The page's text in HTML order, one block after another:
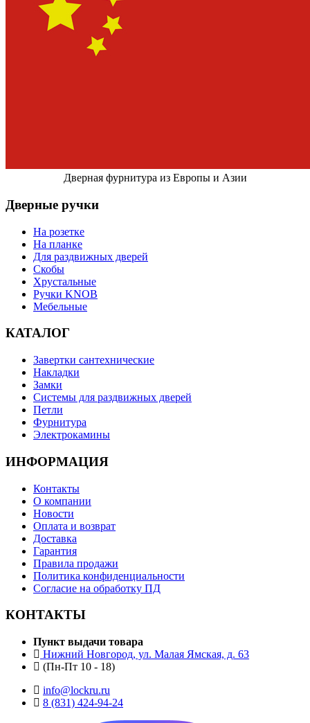
Дверная фурнитура из Европы и Азии
Дверные ручки
На розетке
На планке
Для раздвижных дверей
Скобы
Хрустальные
Ручки KNOB
Мебельные
КАТАЛОГ
Завертки сантехнические
Накладки
Замки
Системы для раздвижных дверей
Петли
Фурнитура
Электрокамины
ИНФОРМАЦИЯ
Контакты
О компании
Новости
Оплата и возврат
Доставка
Гарантия
Правила продажи
Политика конфиденциальности
Согласие на обработку ПД
КОНТАКТЫ
Пункт выдачи товара
Нижний Новгород, ул. Малая Ямская, д. 63
(Пн-Пт 10 - 18)
info@lockru.ru
8 (831) 424-94-24